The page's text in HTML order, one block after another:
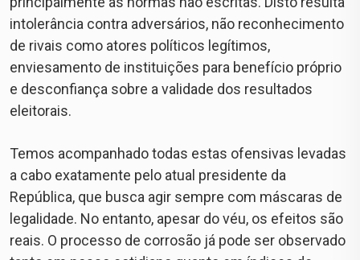
intolerância contra adversários, não reconhecimento
de rivais como atores políticos legítimos,
enviesamento de instituições para benefício próprio
e desconfiança sobre a validade dos resultados
eleitorais.
Temos acompanhado todas estas ofensivas levadas
a cabo exatamente pelo atual presidente da
República, que busca agir sempre com máscaras de
legalidade. No entanto, apesar do véu, os efeitos são
reais. O processo de corrosão já pode ser observado